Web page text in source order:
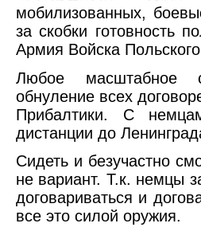
мобилизованных,
за скобки готовность
Армия Войска
Любое масштабное
обнуление всех
Прибалтики. С
дистанции до
Сидеть и безучастно
не вариант. Т.к. немцы
договариваться и
все это силой оружия.